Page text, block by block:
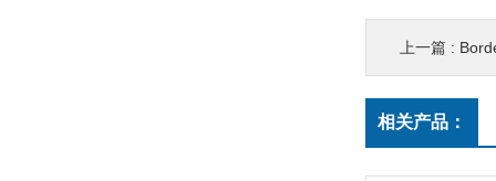
上一篇 : Bordetella
相关产品：